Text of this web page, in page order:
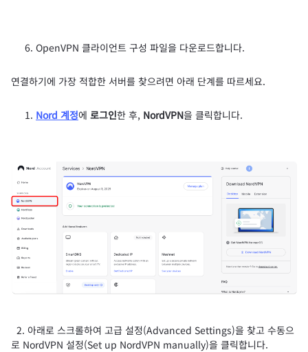
OpenVPN 클라이언트 구성 파일을 다운로드합니다.
연결하기에 가장 적합한 서버를 찾으려면 아래 단계를 따르세요.
Nord 계정에 로그인한 후, NordVPN을 클릭합니다.
2. 아래로 스크롤하여 고급 설정(Advanced Settings)을 찾고 수동으
로 NordVPN 설정(Set up NordVPN manually)을 클릭합니다.